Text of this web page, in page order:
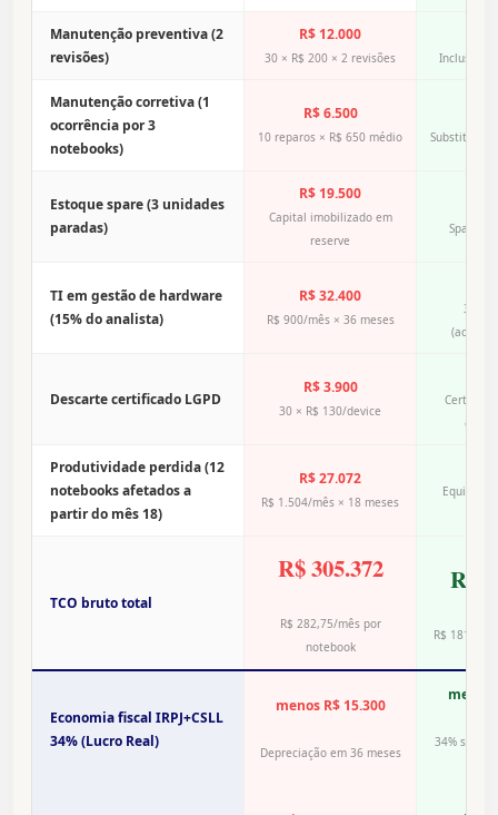
Manutenção preventiva (2
revisões)
R$ 12.000
30 × R$ 200 × 2 revisões Incluso na
Manutenção corretiva (1
ocorrência por 3
notebooks)
R$ 6.500
10 reparos × R$ 650 médio Substituição
Estoque spare (3 unidades
paradas)
R$ 19.500
Capital imobilizado em
reserve
Spare
TI em gestão de hardware
(15% do analista)
R$ 32.400
R$ 900/mês × 36 meses
3%
Descarte certificado LGPD
R$ 3.900
30 × R$ 130/device
Produtividade perdida (12
notebooks afetados a
partir do mês 18)
R$ 27.072
R$ 1.504/mês × 18 meses
TCO bruto total
R$ 305.372
R$ 282,75/mês por
notebook
R$
R$ 181/
Economia fiscal IRPJ+CSLL
34% (Lucro Real)
menos R$ 15.300
Depreciação em 36 meses
menos
34% sobre